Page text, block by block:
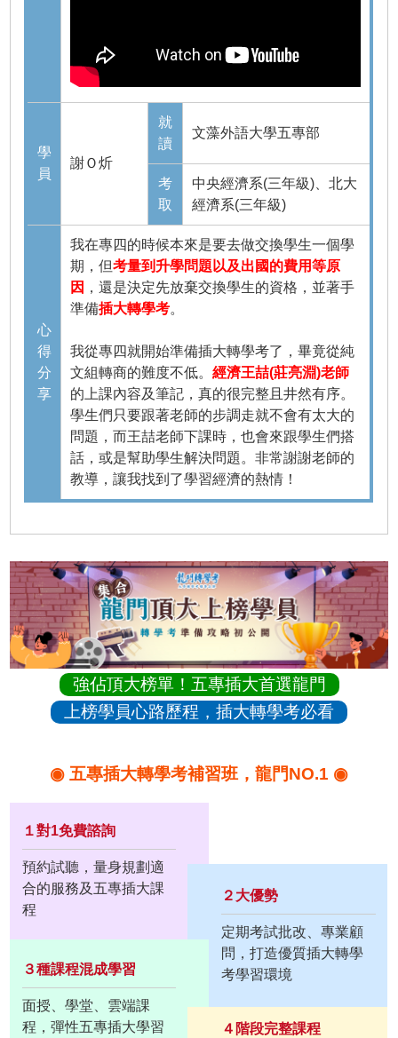
學
員
謝Ｏ炘
就
讀
文藻外語大學五專部
考
取
中央經濟系(三年級)、北大
經濟系(三年級)
心
得
分
享
我在專四的時候本來是要去做交換學生一個學
期，但考量到升學問題以及出國的費用等原
因 ，還是決定先放棄交換學生的資格，並著手
準備插大轉學考。
我從專四就開始準備插大轉學考了，畢竟從純
文組轉商的難度不低。經濟王喆(莊亮淵)老師
的上課內容及筆記，真的很完整且井然有序。
學生們只要跟著老師的步調走就不會有太大的
問題，而王喆老師下課時，也會來跟學生們搭
話，或是幫助學生解決問題。非常謝謝老師的
教導，讓我找到了學習經濟的熱情！
強佔頂大榜單！五專插大首選龍門
上榜學員心路歷程，插大轉學考必看
◉ 五專插大轉學考補習班，龍門NO.1 ◉
１對1免費諮詢
預約試聽，量身規劃適
合的服務及五專插大課
程
２大優勢
定期考試批改、專業顧
問，打造優質插大轉學
考學習環境
３種課程混成學習
面授、學堂、雲端課
程，彈性五專插大學習
４階段完整課程